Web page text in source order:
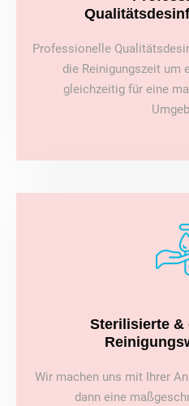
Professionelle
die Reinigungszeit um
gleichzeitig für eine
Sterilisierte &
Wir machen uns mit Ihrer
dann eine